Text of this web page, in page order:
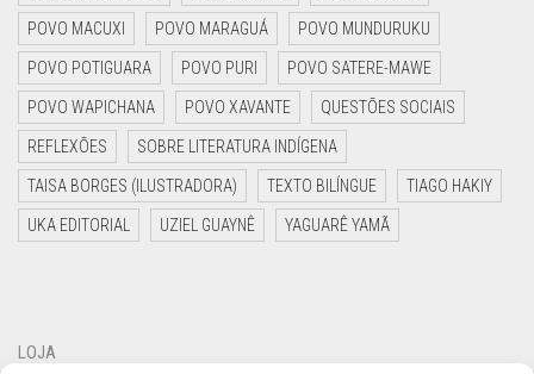
POVO MACUXI POVO MARAGUÁ POVO MUNDURUKU
POVO POTIGUARA POVO PURI POVO SATERE-MAWE
POVO WAPICHANA POVO XAVANTE QUESTÕES SOCIAIS
REFLEXÕES SOBRE LITERATURA INDÍGENA
TAISA BORGES (ILUSTRADORA) TEXTO BILÍNGUE TIAGO HAKIY
UKA EDITORIAL UZIEL GUAYNÊ YAGUARÊ YAMÃ
LOJA